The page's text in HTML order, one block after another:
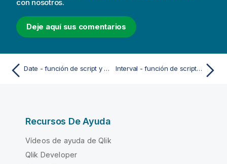
con nosotros.
Deje aquí sus comentarios
Date - función de script y de gráfico Interval - función de script y de gráfico
Recursos De Ayuda
Vídeos de ayuda de Qlik
Qlik Developer